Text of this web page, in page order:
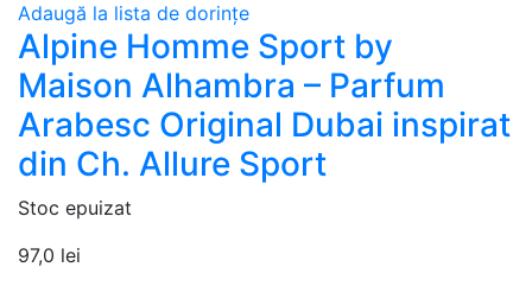
Adaugă la lista de dorințe
Alpine Homme Sport by
Maison Alhambra – Parfum
Arabesc Original Dubai inspirat
din Ch. Allure Sport
Stoc epuizat
97,0 lei